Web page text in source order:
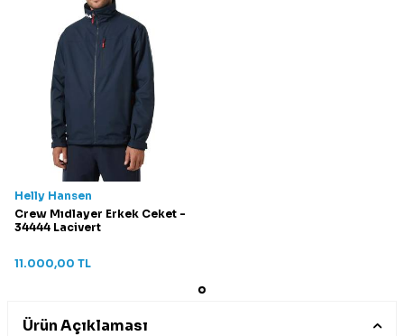
Helly Hansen
Crew Mıdlayer Erkek Ceket -
34444 Lacivert
11.000,00 TL
Ürün Açıklaması